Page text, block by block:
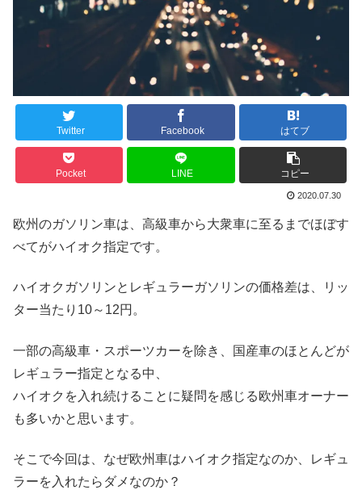
Twitter Facebook はてブ
Pocket LINE コピー
2020.07.30
欧州のガソリン車は、高級車から大衆車に至るまでほぼす
べてがハイオク指定です。
ハイオクガソリンとレギュラーガソリンの価格差は、リッ
ター当たり10～12円。
一部の高級車・スポーツカーを除き、国産車のほとんどが
レギュラー指定となる中、
ハイオクを入れ続けることに疑問を感じる欧州車オーナー
も多いかと思います。
そこで今回は、なぜ欧州車はハイオク指定なのか、レギュ
ラーを入れたらダメなのか？